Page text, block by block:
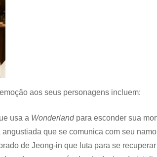
aos seus personagens incluem:
usa a Wonderlandpara esconder sua
que se comunica com seu
de Jeong-in que luta para se